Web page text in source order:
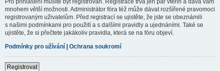
mnohem větší možnosti. Administrátor fóra též může dávat rozšířené pravomoci
registrovaným uživatelům. Před registrací se ujistěte, že jste se obeznámili
s našimi podmínkami pro použití a s dalšími pravidly a ujednáními. Také se
ujistěte, že si přečtete jakákoliv pravidla, která se na fóru objeví.
Podmínky pro užívání | Ochrana soukromí
Registrovat